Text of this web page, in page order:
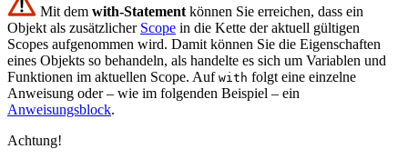
Mit dem with-Statement können Sie erreichen, dass ein
Objekt als zusätzlicher Scope in die Kette der aktuell gültigen
Scopes aufgenommen wird. Damit können Sie die Eigenschaften
eines Objekts so behandeln, als handelte es sich um Variablen und
Funktionen im aktuellen Scope. Auf with folgt eine einzelne
Anweisung oder – wie im folgenden Beispiel – ein
Anweisungsblock.
Achtung!